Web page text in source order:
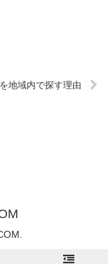
地域内で探す理由